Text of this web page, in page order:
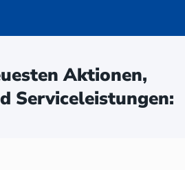
Aktionen,
Serviceleistungen: